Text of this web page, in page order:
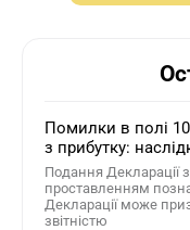
Помилки в полі 10
з прибутку:
Подання
проставленням
Декларації може
звітністю